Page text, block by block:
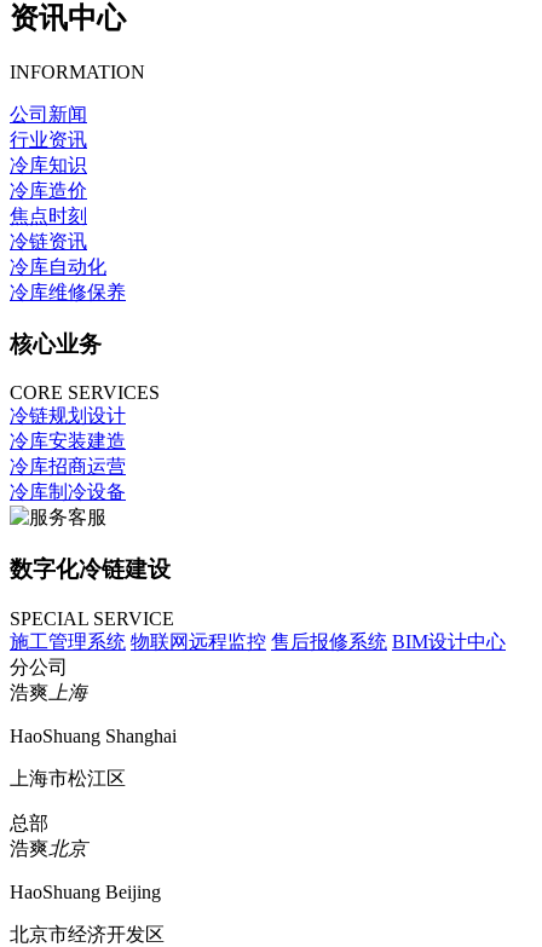
资讯中心
INFORMATION
公司新闻
行业资讯
冷库知识
冷库造价
焦点时刻
冷链资讯
冷库自动化
冷库维修保养
核心业务
CORE SERVICES
冷链规划设计
冷库安装建造
冷库招商运营
冷库制冷设备
数字化冷链建设
SPECIAL SERVICE
施工管理系统 物联网远程监控 售后报修系统 BIM设计中心
分公司
浩爽 上海
HaoShuang Shanghai
上海市松江区
总部
浩爽北京
HaoShuang Beijing
北京市经济开发区